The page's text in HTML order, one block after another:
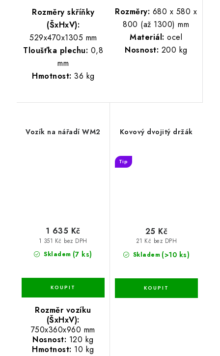
Rozměry skříňky
(ŠxHxV):
529x470x1305 mm
Tloušťka plechu: 0,8
mm
Hmotnost: 36 kg
Rozměry: 680 x 580 x
800 (až 1300) mm
Materiál: ocel
Nosnost: 200 kg
Vozík na nářadí WM2
Skladem (7 ks)
1 351 Kč bez DPH
1 635 Kč
Rozměr vozíku
(ŠxHxV):
750x360x960 mm
Nosnost: 120 kg
Hmotnost: 10 kg
Kovový dvojitý držák
Tip
Skladem (>10 ks)
21 Kč bez DPH
25 Kč